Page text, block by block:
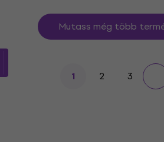
Mutass még több
1 2 3